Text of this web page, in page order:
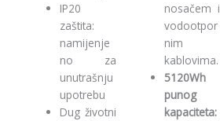
IP20
zaštita:
namijenje
no za
unutrašnju
upotrebu
Dug životni
nosačem i
vodootpor
nim
kablovima.
5120Wh
punog
kapaciteta: